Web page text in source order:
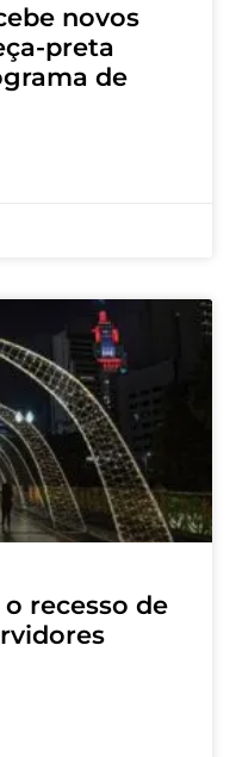
novos
preta
de
recesso de